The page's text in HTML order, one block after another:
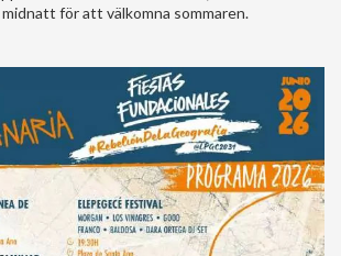
för att välkomna sommaren.